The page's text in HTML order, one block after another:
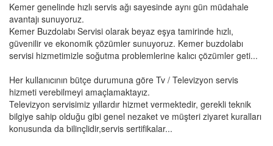
Kemer genelinde hızlı servis ağı sayesinde aynı gün müdahale
avantajı sunuyoruz.
Kemer Buzdolabı Servisi olarak beyaz eşya tamirinde hızlı,
güvenilir ve ekonomik çözümler sunuyoruz. Kemer buzdolabı
servisi hizmetimizle soğutma problemlerine kalıcı çözümler geti...
Her kullanıcının bütçe durumuna göre Tv / Televizyon servis
hizmeti verebilmeyi amaçlamaktayız.
Televizyon servisimiz yıllardır hizmet vermektedir, gerekli teknik
bilgiye sahip olduğu gibi genel nezaket ve müşteri ziyaret kuralları
konusunda da bilinçlidir,servis sertifikalar...